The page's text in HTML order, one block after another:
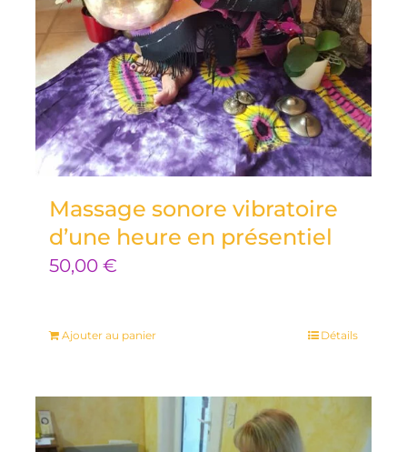
Massage sonore vibratoire
d’une heure en présentiel
50,00 €
Ajouter au panier Détails